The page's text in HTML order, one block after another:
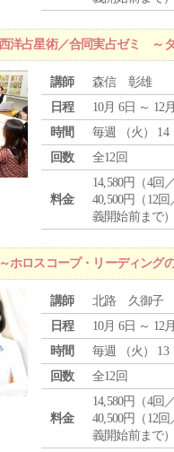
洋占星術／合同実占ゼミ ～
講師
森信 彰雄
日程
10月 6日 ～ 12
時間
毎週 （火 ） 14
回数
全12回
料金
14,580円（4回
40,500円（12
義開始前まで）
ホロスコープ・リーディング
講師
北路 久御子
日程
10月 6日 ～ 12
時間
毎週 （火 ） 13
回数
全12回
料金
14,580円（4回
40,500円（12
義開始前まで）